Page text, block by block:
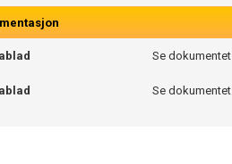
Se dokumentet
Se dokumentet